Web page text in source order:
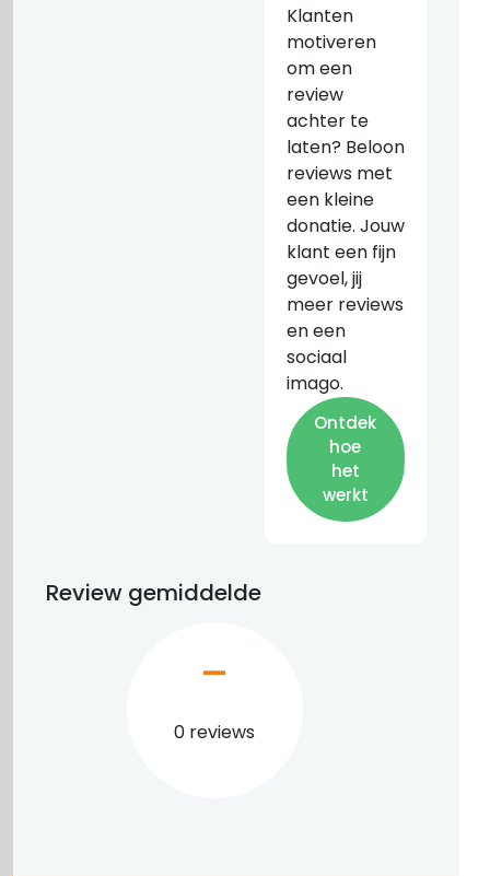
Klanten
motiveren
om een
review
achter te
laten? Beloon
reviews met
een kleine
donatie. Jouw
klant een fijn
gevoel, jij
meer reviews
en een
sociaal
imago.
Ontdek
hoe
het
werkt
Review gemiddelde
0 reviews
–